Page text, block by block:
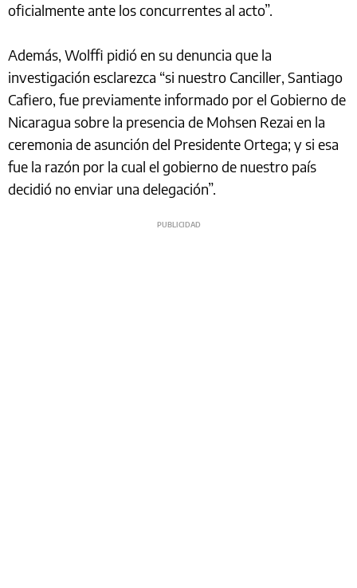
oficialmente ante los concurrentes al acto”.
Además, Wolffi pidió en su denuncia que la
investigación esclarezca “si nuestro Canciller, Santiago
Cafiero, fue previamente informado por el Gobierno de
Nicaragua sobre la presencia de Mohsen Rezai en la
ceremonia de asunción del Presidente Ortega; y si esa
fue la razón por la cual el gobierno de nuestro país
decidió no enviar una delegación”.